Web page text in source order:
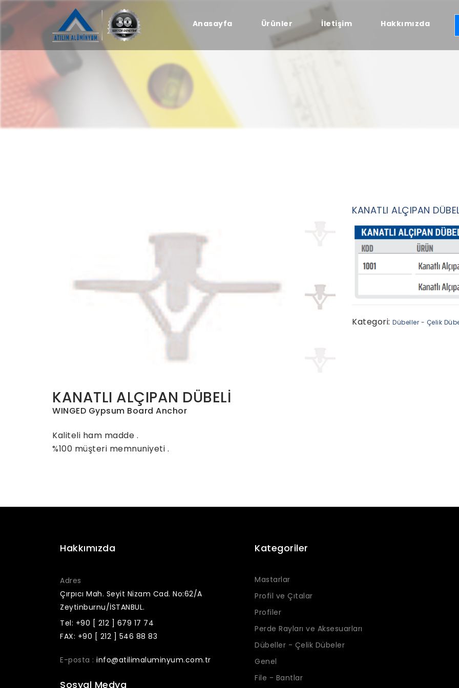
Anasayfa Ürünler İletişim Hakkımızda
KANATLI ALÇIPAN
Kategori: Dübeller - Çelik
KANATLI ALÇIPAN DÜBELİ
WINGED Gypsum Board Anchor
Kaliteli ham madde .
%100 müşteri memnuniyeti .
Hakkımızda
Adres
Çırpıcı Mah. Seyit Nizam Cad. No:62/A
Zeytinburnu/İSTANBUL.
Tel: +90 [ 212 ] 679 17 74
FAX: +90 [ 212 ] 546 88 83
E-posta : info@atilimaluminyum.com.tr
Sosyal Medya
Kategoriler
Mastarlar
Profil ve Çıtalar
Profiler
Perde Rayları ve Aksesuarları
Dübeller - Çelik Dübeler
Genel
File - Bantlar